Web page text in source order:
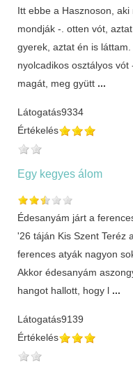
Itt ebbe a Hasznoson,
mondják -. otten vót,
gyerek, aztat én is
nyolcadikos osztályos
magát, meg gyütt ...
Látogatás9334
Értékelés
Egy kegyes álom
Édesanyám járt a
'26 táján Kis Szent Teréz
ferences atyák nagyon
Akkor édesanyám
hangot hallott, hogy l ...
Látogatás9139
Értékelés